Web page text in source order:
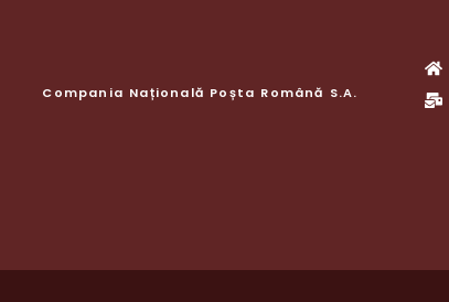
Compania Națională Poșta Română S.A.